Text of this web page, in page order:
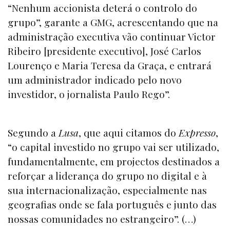
“Nenhum accionista deterá o controlo do
grupo”, garante a GMG, acrescentando que na
administração executiva vão continuar Victor
Ribeiro [presidente executivo], José Carlos
Lourenço e Maria Teresa da Graça, e entrará
um administrador indicado pelo novo
investidor, o jornalista Paulo Rego”.
Segundo a Lusa, que aqui citamos do Expresso,
“o capital investido no grupo vai ser utilizado,
fundamentalmente, em projectos destinados a
reforçar a liderança do grupo no digital e à
sua internacionalização, especialmente nas
geografias onde se fala português e junto das
nossas comunidades no estrangeiro”. (…)